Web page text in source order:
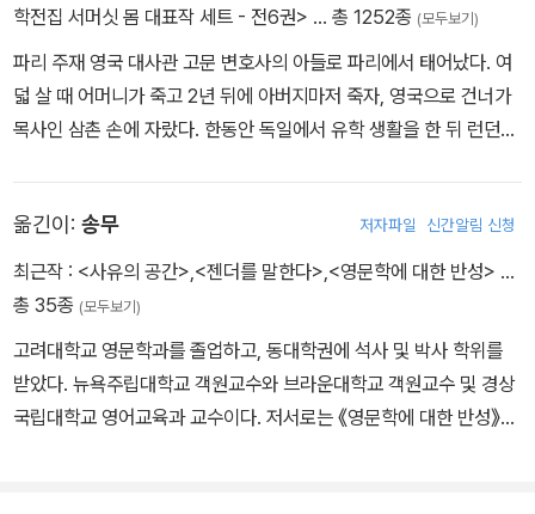
학전집 서머싯 몸 대표작 세트 - 전6권> … 총 1252종 (모두보기)
파리 주재 영국 대사관 고문 변호사의 아들로 파리에서 태어났다. 여
덟 살 때 어머니가 죽고 2년 뒤에 아버지마저 죽자, 영국으로 건너가
목사인 삼촌 손에 자랐다. 한동안 독일에서 유학 생활을 한 뒤 런던의
계속해서 소설, 희곡 등을 쓰다가 1907~1908년 희곡 네 편이 런던
의 극장 네 곳에서 동시에 상연되면서 이름을 떨쳤다. 1915년 1차 세
계대전 직전에 완성한 《인간의 굴레》는 작가가 고독한 청소년 시절을
서전적 대작이었으나 출간 당시에는 인정을 받지 못했다. 그의 유미
주의적 태도는 1919년 화가 폴 고갱의 삶에서 영감을 얻은 《달과 6
펜스》에서 더욱 뚜렷해졌고, 이 소설로 작가로서 위상을 확립했다. 그
옮긴이: 송무 저자파일 신간알림 신청
최근작 : <사유의 공간>,<젠더를 말한다>,<영문학에 대한 반성> …
총 35종 (모두보기)
고려대학교 영문학과를 졸업하고, 동대학권에 석사 및 박사 학위를
받았다. 뉴욕주립대학교 객원교수와 브라운대학교 객원교수 및 경상
국립대학교 영어교육과 교수이다. 저서로는 《영문학에 대한 반성》